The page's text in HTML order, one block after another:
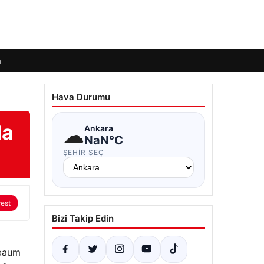
Hava Durumu
☁Ankara
NaN°C
ŞEHIR SEÇ
Bizi Takip Edin